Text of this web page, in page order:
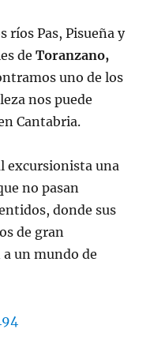
ríos Pas, Pisueña y
deToranzano,
uno de los
nos puede
Cantabria.
excursionista una
no pasan
donde sus
de gran
un mundo de